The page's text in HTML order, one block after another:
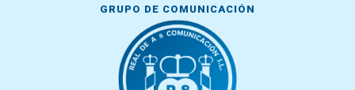
GRUPO DE COMUNICACIÓN